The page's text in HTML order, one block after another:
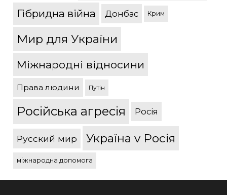
Гібридна війна Донбас Крим
Мир для України
Міжнародні відносини
Права людини Путін
Російська агресія Росія
Русский мир Україна v Росія
міжнародна допомога